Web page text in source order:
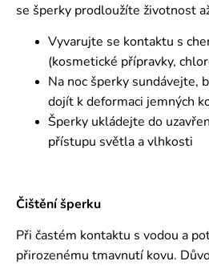
se šperky prodloužíte životnost
Vyvarujte se kontaktu s
(kosmetické přípravky,
Na noc šperky sundávejte,
dojít k deformaci jemných
Šperky ukládejte do
přístupu světla a vlhkosti
Čištění šperku
Při častém kontaktu s vodou a
přirozenému tmavnutí kovu.